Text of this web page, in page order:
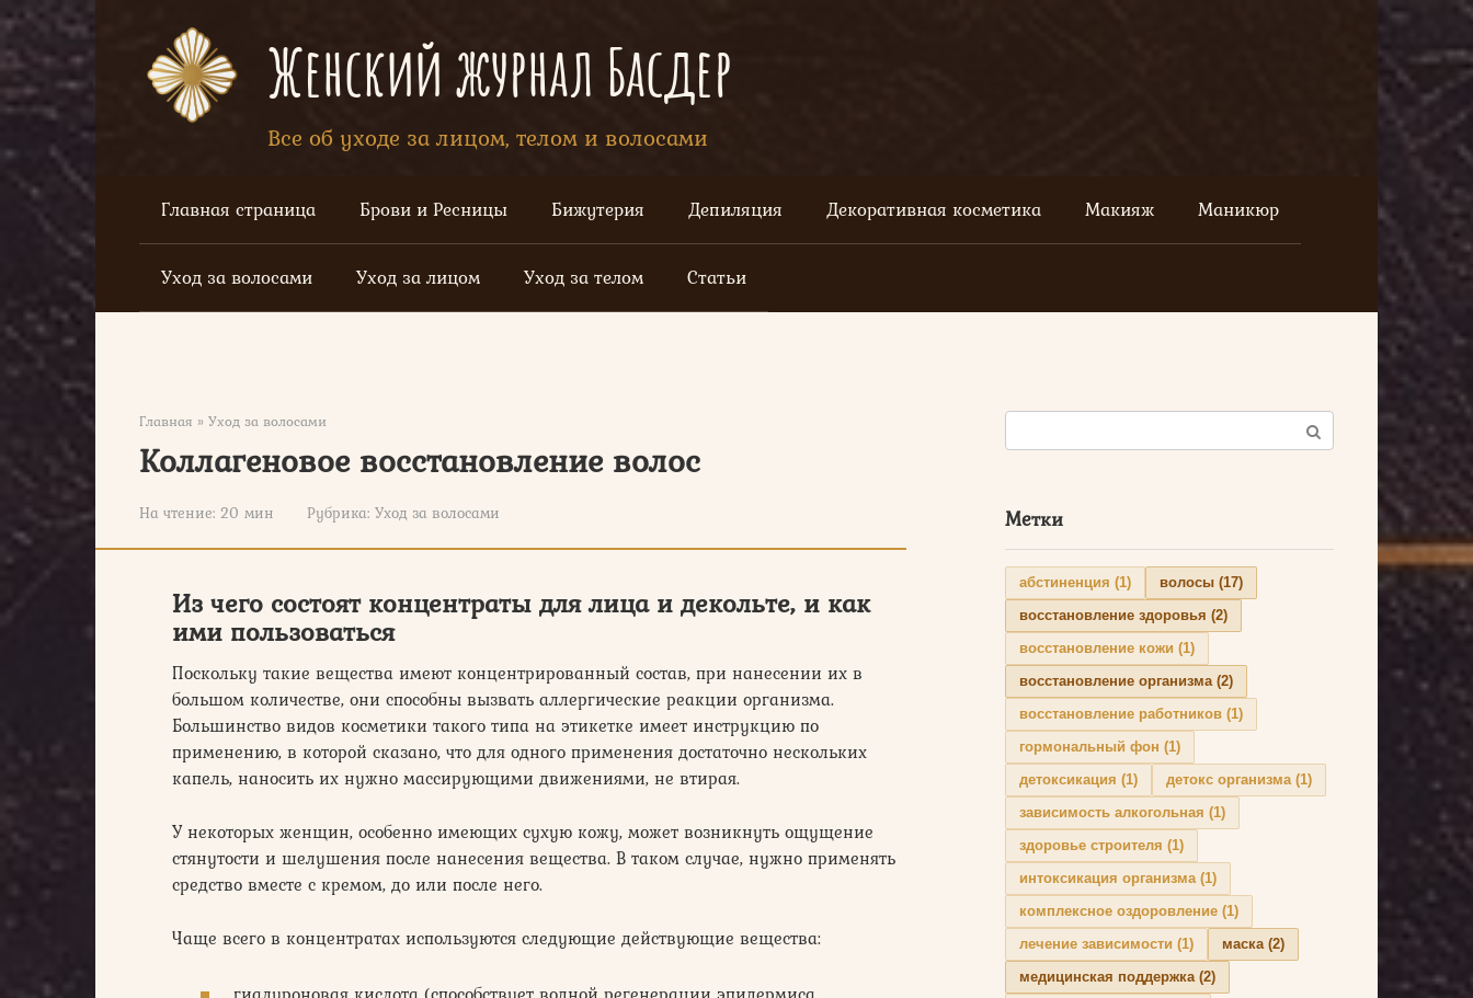
Перейти
к
контенту
Женский журнал Басдер
Все об уходе за лицом, телом и волосами
Главная страница Брови и Ресницы Бижутерия Депиляция Декоративная косметика Макияж Маникюр
Уход за волосами Уход за лицом Уход за телом Статьи
Главная » Уход за волосами
Коллагеновое восстановление волос
На чтение: 20 мин Рубрика: Уход за волосами
Из чего состоят концентраты для лица и декольте, и как
ими пользоваться
Поскольку такие вещества имеют концентрированный состав, при нанесении их в
большом количестве, они способны вызвать аллергические реакции организма.
Большинство видов косметики такого типа на этикетке имеет инструкцию по
применению, в которой сказано, что для одного применения достаточно нескольких
капель, наносить их нужно массирующими движениями, не втирая.
У некоторых женщин, особенно имеющих сухую кожу, может возникнуть ощущение
стянутости и шелушения после нанесения вещества. В таком случае, нужно применять
средство вместе с кремом, до или после него.
Чаще всего в концентратах используются следующие действующие вещества:
Поиск:
Метки
абстиненция (1) волосы (17)
восстановление здоровья (2)
восстановление кожи (1)
восстановление организма(2)
восстановление работников (1)
гормональный фон (1)
детоксикация (1) детокс организма(1)
зависимость алкогольная (1)
здоровье строителя (1)
интоксикация организма(1)
комплексное оздоровление (1)
лечение зависимости (1) маска(2)
медицинская поддержка(2)